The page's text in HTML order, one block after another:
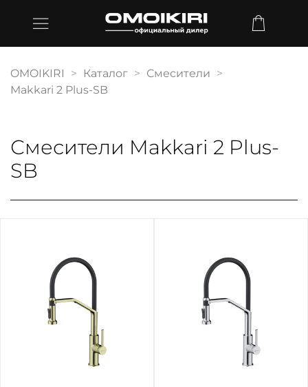
OMOIKIRI Каталог
Смесители
Makkari 2 Plus-SB
Смесители Makkari 2 Plus-
SB